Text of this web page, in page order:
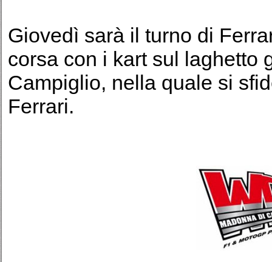
Giovedì sarà il turno di
corsa con i kart sul laghetto
Campiglio, nella quale si
Ferrari.